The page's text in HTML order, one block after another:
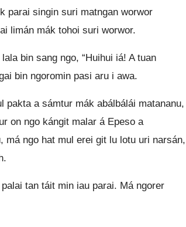
parai singin suri matngan worwor
limán mák tohoi suri worwor.
bin sang ngo, “Huihui iá! A tuan
bin ngoromin pasi aru i awa.
a sámtur mák abálbálái matananu,
on ngo kángit malar á Epeso a
ngo hat mul erei git lu lotu uri narsán,
tan táit min iau parai. Má ngorer